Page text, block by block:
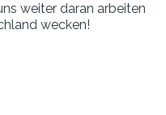
weiter daran arbeiten
wecken!